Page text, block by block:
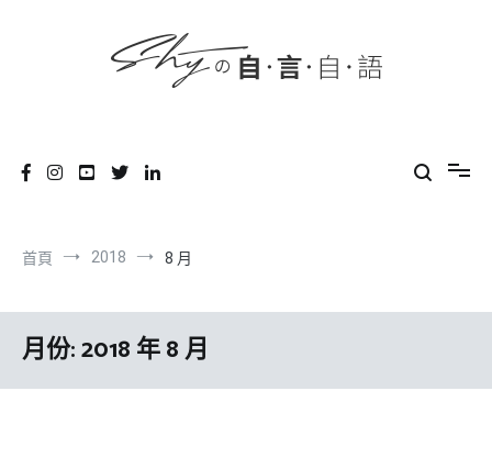
首頁 2018 8 月
月份:2018 年 8 月